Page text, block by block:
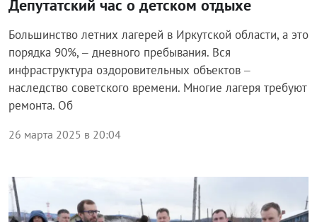
Депутатский час о детском отдыхе
Большинство летних лагерей в Иркутской области, а это
порядка 90%, – дневного пребывания. Вся
инфраструктура оздоровительных объектов –
наследство советского времени. Многие лагеря требуют
ремонта. Об
26 марта 2025 в 20:04